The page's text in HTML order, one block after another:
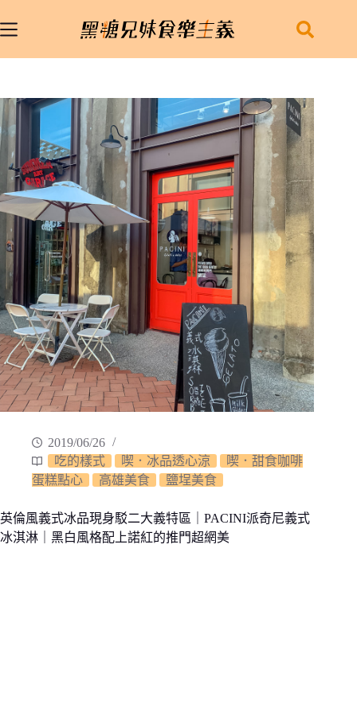
至
容
2019/06/26
吃的樣式
喫．冰品透心涼
喫．甜食咖啡
蛋糕點心
高雄美食 鹽埕美食
英倫風義式冰品現身駁二大義特區｜PACINI派奇尼義式
冰淇淋｜黑白風格配上諾紅的推門超網美